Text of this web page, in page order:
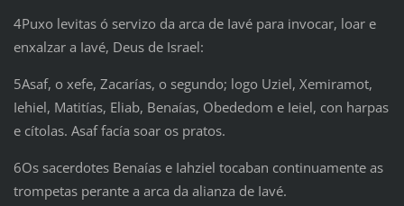
4Puxo levitas ó servizo da arca de Iavé para invocar, loar e
enxalzar a Iavé, Deus de Israel:
5Asaf, o xefe, Zacarías, o segundo; logo Uziel, Xemiramot,
Iehiel, Matitías, Eliab, Benaías, Obededom e Ieiel, con harpas
e cítolas. Asaf facía soar os pratos.
6Os sacerdotes Benaías e Iahziel tocaban continuamente as
trompetas perante a arca da alianza de Iavé.